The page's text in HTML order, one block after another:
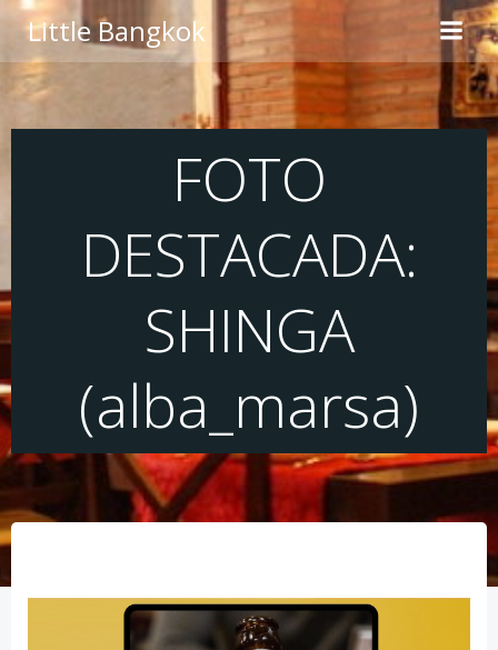
Saltar
al
contenido
Little Bangkok
FOTO
DESTACADA:
SHINGA
(alba_marsa)